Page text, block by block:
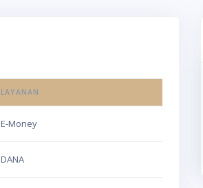
LAYANAN
E-Money
DANA